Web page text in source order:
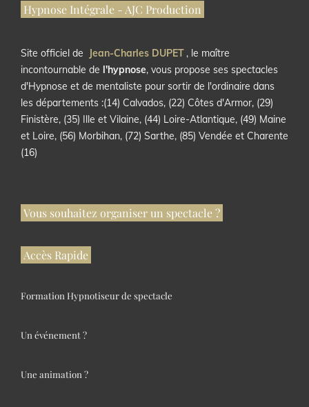
Hypnose Intégrale - AJC Production
Site officiel de Jean-Charles DUPET , le maître
incontournable de l'hypnose, vous propose ses spectacles
d'Hypnose et de mentaliste pour sortir de l'ordinaire dans
les départements :(14) Calvados, (22) Côtes d'Armor, (29)
Finistère, (35) Ille et Vilaine, (44) Loire-Atlantique, (49) Maine
et Loire, (56) Morbihan, (72) Sarthe, (85) Vendée et Charente
(16)
Vous souhaitez organiser un spectacle ?
Accès Rapide
Formation Hypnotiseur de spectacle
Un événement ?
Une animation ?